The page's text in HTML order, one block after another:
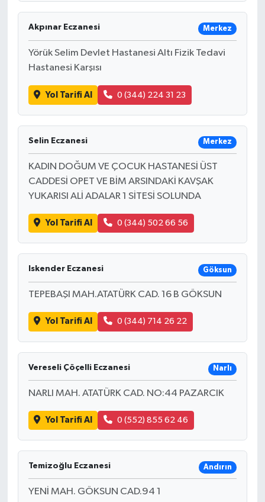
Akpınar Eczanesi Merkez
Yörük Selim Devlet Hastanesi Altı Fizik Tedavi
Hastanesi Karşısı
Yol Tarifi Al 0 (344) 224 31 23
Selin Eczanesi Merkez
KADIN DOĞUM VE ÇOCUK HASTANESİ ÜST
CADDESİ OPET VE BİM ARSINDAKİ KAVŞAK
YUKARISI ALİ ADALAR 1 SİTESİ SOLUNDA
Yol Tarifi Al 0 (344) 502 66 56
Iskender Eczanesi Göksun
TEPEBAŞI MAH.ATATÜRK CAD. 16 B GÖKSUN
Yol Tarifi Al 0 (344) 714 26 22
Vereseli Çöçelli Eczanesi Narlı
NARLI MAH. ATATÜRK CAD. NO:44 PAZARCIK
Yol Tarifi Al 0 (552) 855 62 46
Temizoğlu Eczanesi Andırın
YENİ MAH. GÖKSUN CAD.94 1